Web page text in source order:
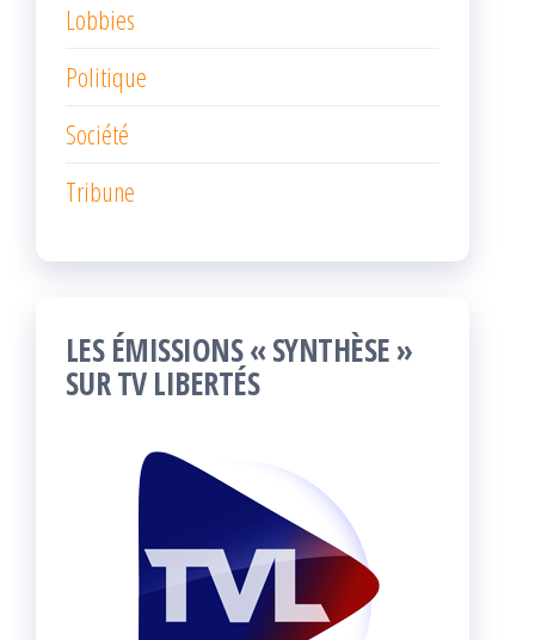
Lobbies
Politique
Société
Tribune
LES ÉMISSIONS « SYNTHÈSE »
SUR TV LIBERTÉS